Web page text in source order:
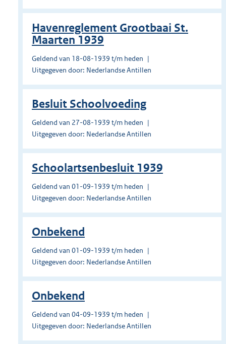
Havenreglement Grootbaai St.
Maarten 1939
Geldend van 18-08-1939 t/m heden
Uitgegeven door: Nederlandse Antillen
Besluit Schoolvoeding
Geldend van 27-08-1939 t/m heden
Uitgegeven door: Nederlandse Antillen
Schoolartsenbesluit 1939
Geldend van 01-09-1939 t/m heden
Uitgegeven door: Nederlandse Antillen
Onbekend
Geldend van 01-09-1939 t/m heden
Uitgegeven door: Nederlandse Antillen
Onbekend
Geldend van 04-09-1939 t/m heden
Uitgegeven door: Nederlandse Antillen